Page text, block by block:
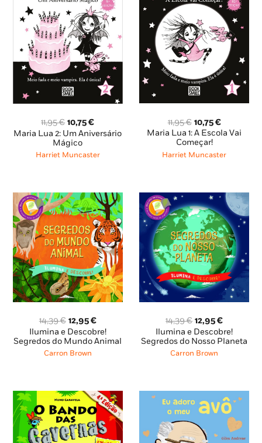
11,95€ O
preço
original
era:
10,75€O
preço
é:
Maria Lua 2: Um Aniversário
Mágico
Harriet Muncaster
11,95€ O
preço
original
era:
10,75€O
preço
é:
Maria Lua 1: A Escola Vai
Começar!
Harriet Muncaster
14,39€ O
preço
original
era:
12,95€O
preço
atual
Ilumina e Descobre!
Segredos do Mundo Animal
Carron Brown
14,39€ O
preço
original
era:
12,95€O
preço
atual
Ilumina e Descobre!
Segredos do Nosso Planeta
Carron Brown